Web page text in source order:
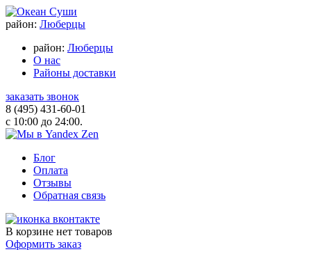
район: Люберцы
район: Люберцы
О нас
Районы доставки
заказать звонок
8 (495) 431-60-01
с 10:00 до 24:00.
Блог
Оплата
Отзывы
Обратная связь
В корзине нет товаров
Оформить заказ